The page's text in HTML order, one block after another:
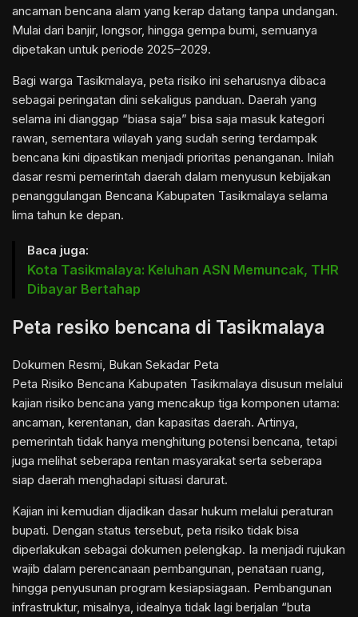
ancaman bencana alam yang kerap datang tanpa undangan.
Mulai dari banjir, longsor, hingga gempa bumi, semuanya
dipetakan untuk periode 2025–2029.
Bagi warga Tasikmalaya, peta risiko ini seharusnya dibaca
sebagai peringatan dini sekaligus panduan. Daerah yang
selama ini dianggap “biasa saja” bisa saja masuk kategori
rawan, sementara wilayah yang sudah sering terdampak
bencana kini dipastikan menjadi prioritas penanganan. Inilah
dasar resmi pemerintah daerah dalam menyusun kebijakan
penanggulangan Bencana Kabupaten Tasikmalaya selama
lima tahun ke depan.
Baca juga:
Kota Tasikmalaya: Keluhan ASN Memuncak, THR
Dibayar Bertahap
Peta resiko bencana di Tasikmalaya
Dokumen Resmi, Bukan Sekadar Peta
Peta Risiko Bencana Kabupaten Tasikmalaya disusun melalui
kajian risiko bencana yang mencakup tiga komponen utama:
ancaman, kerentanan, dan kapasitas daerah. Artinya,
pemerintah tidak hanya menghitung potensi bencana, tetapi
juga melihat seberapa rentan masyarakat serta seberapa
siap daerah menghadapi situasi darurat.
Kajian ini kemudian dijadikan dasar hukum melalui peraturan
bupati. Dengan status tersebut, peta risiko tidak bisa
diperlakukan sebagai dokumen pelengkap. Ia menjadi rujukan
wajib dalam perencanaan pembangunan, penataan ruang,
hingga penyusunan program kesiapsiagaan. Pembangunan
infrastruktur, misalnya, idealnya tidak lagi berjalan “buta